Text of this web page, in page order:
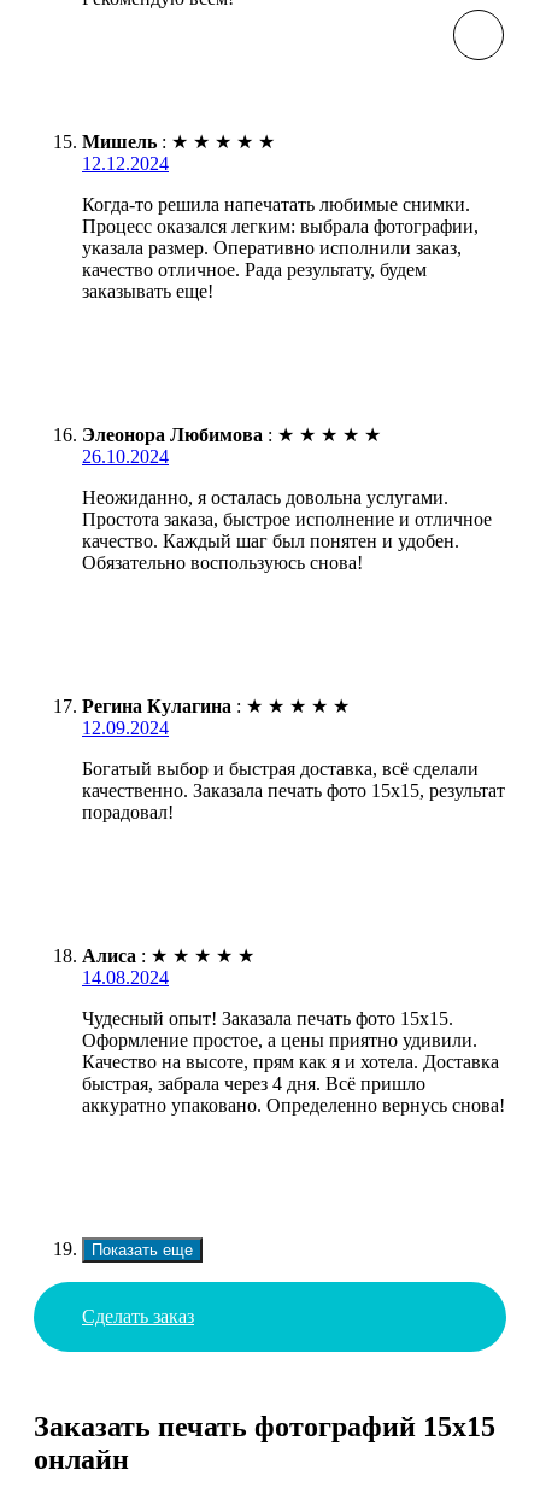
Мишель : ★ ★ ★ ★ ★
12.12.2024
Когда-то решила напечатать любимые снимки.
Процесс оказался легким: выбрала фотографии,
указала размер. Оперативно исполнили заказ,
качество отличное. Рада результату, будем
заказывать еще!
Элеонора Любимова : ★ ★ ★ ★ ★
26.10.2024
Неожиданно, я осталась довольна услугами.
Простота заказа, быстрое исполнение и отличное
качество. Каждый шаг был понятен и удобен.
Обязательно воспользуюсь снова!
Регина Кулагина : ★ ★ ★ ★ ★
12.09.2024
Богатый выбор и быстрая доставка, всё сделали
качественно. Заказала печать фото 15х15, результат
порадовал!
Алиса : ★ ★ ★ ★ ★
14.08.2024
Чудесный опыт! Заказала печать фото 15х15.
Оформление простое, а цены приятно удивили.
Качество на высоте, прям как я и хотела. Доставка
быстрая, забрала через 4 дня. Всё пришло
аккуратно упаковано. Определенно вернусь снова!
Показать еще
Сделать заказ
Заказать печать фотографий 15х15
онлайн